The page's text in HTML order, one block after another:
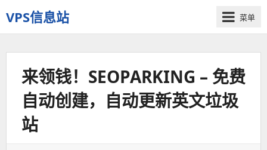
VPS信息站
一
个
菜单
来领钱！SEOPARKING – 免费
自动创建，自动更新英文垃圾
站